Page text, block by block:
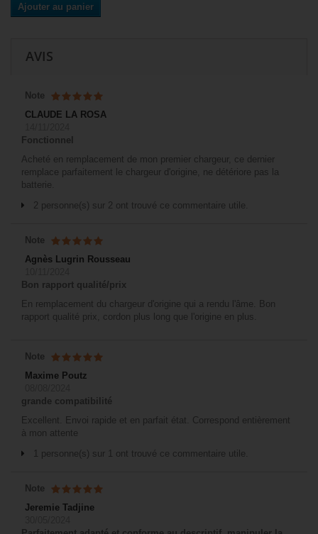
Ajouter au panier
AVIS
Note
CLAUDE LA ROSA
Fonctionnel
Acheté en remplacement de mon premier chargeur, ce dernier
remplace parfaitement le chargeur d'origine, ne détériore pas la
batterie.
2 personne(s) sur 2 ont trouvé ce commentaire utile.
Note
Agnès Lugrin Rousseau
Bon rapport qualité/prix
En remplacement du chargeur d'origine qui a rendu l'âme. Bon
rapport qualité prix, cordon plus long que l'origine en plus.
Note
Maxime Poutz
grande compatibilité
Excellent. Envoi rapide et en parfait état. Correspond entièrement
à mon attente
1 personne(s) sur 1 ont trouvé ce commentaire utile.
Note
Jeremie Tadjine